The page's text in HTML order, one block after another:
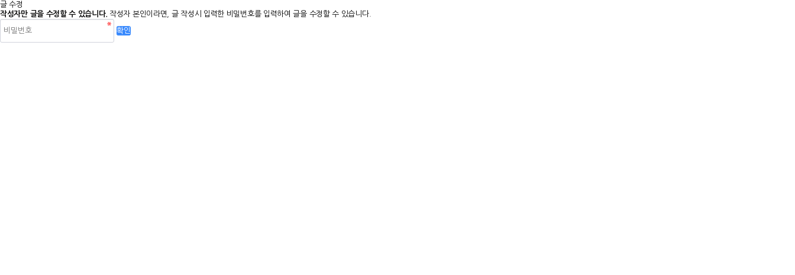
글 수정
작성자만 글을 수정할 수 있습니다. 작성자 본인이라면, 글 작성시 입력한 비밀번호를 입력하여 글을 수정할 수 있습니다.